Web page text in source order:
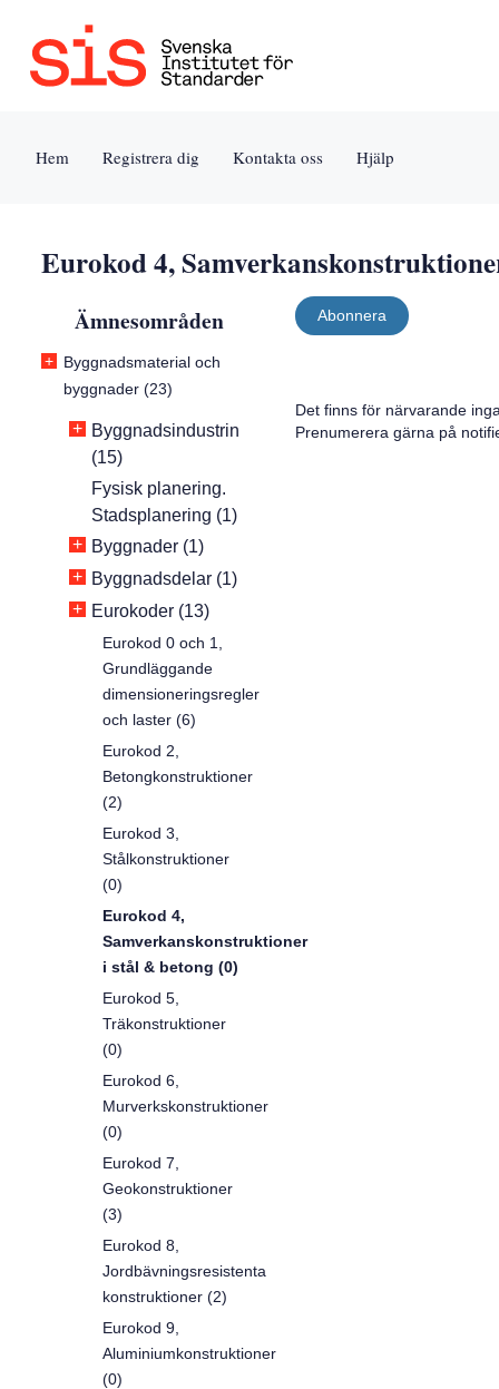
Jump
Tillgänglighet
Användarvillkor
Hem Registrera dig Kontakta oss Hjälp
Eurokod 4,
Ämnesområden
+ Byggnadsmaterial och
byggnader (23)
+ Byggnadsindustrin
(15)
Fysisk planering.
Stadsplanering (1)
+ Byggnader (1)
+ Byggnadsdelar (1)
+ Eurokoder (13)
Eurokod 0 och 1,
Grundläggande
dimensioneringsregler
och laster (6)
Eurokod 2,
Betongkonstruktioner
(2)
Eurokod 3,
Stålkonstruktioner
(0)
Eurokod 4,
Samverkanskonstruktioner
i stål & betong (0)
Eurokod 5,
Träkonstruktioner
(0)
Eurokod 6,
Murverkskonstruktioner
(0)
Eurokod 7,
Geokonstruktioner
(3)
Eurokod 8,
Jordbävningsresistenta
konstruktioner (2)
Eurokod 9,
Aluminiumkonstruktioner
(0)
Abonnera
Det finns för närvarande
Prenumerera gärna på